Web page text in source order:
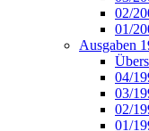
02/
01/
Ausgaben
04/
03/
02/
01/